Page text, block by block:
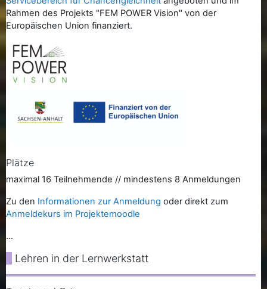
Rahmen des Projekts "FEM POWER Vision" von der
Europäischen Union finanziert.
Plätze
maximal 16 Teilnehmende // mindestens 8 Anmeldungen
Zu den Informationen zur Anmeldung oder direkt zum
Anmeldekurs im Projektemoodle
...
Lehren in der Lernwerkstatt